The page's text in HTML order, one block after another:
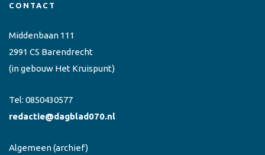
CONTACT
Middenbaan 111
2991 CS Barendrecht
(in gebouw Het Kruispunt)
Tel: 0850430577
redactie@dagblad070.nl
Algemeen(archief)